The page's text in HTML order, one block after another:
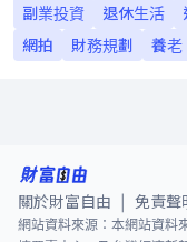
副業投資
退休生活
網拍
財務規劃 養老
關於財富自由 免責聲
網站資料來源：本網站資料